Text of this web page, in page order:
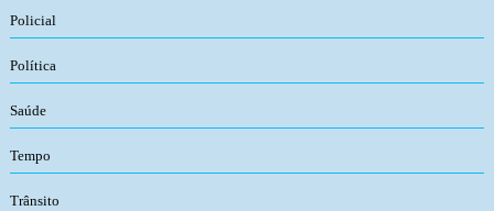
Policial
Política
Saúde
Tempo
Trânsito